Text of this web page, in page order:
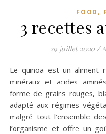
FOOD ,
3 recettes
29 juillet 2020 /
Le quinoa est un aliment riche en protéines, vitamines,
minéraux et acides
forme de grains rouges,
adapté aux régimes
malgré tout l’ensemble
l’organisme et offre un